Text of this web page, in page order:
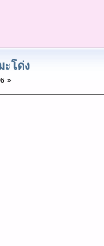
ะโด่ง
»